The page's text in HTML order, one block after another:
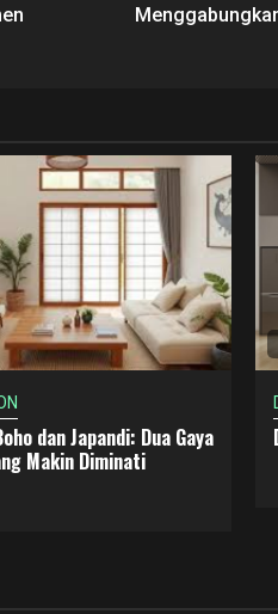
dan Japandi: Dua Gaya
Makin Diminati